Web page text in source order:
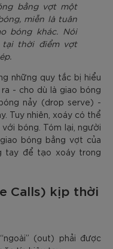
bằng vợt một
miễn là tuân
bóng khác. Nói
tại thời điểm vợt
những quy tắc bị hiểu
- cho dù là giao bóng
nảy (drop serve) -
Tuy nhiên, xoáy có thể
bóng. Tóm lại, người
bóng bằng vợt của
tay để tạo xoáy trong
Calls) kịp thời
(out) phải được